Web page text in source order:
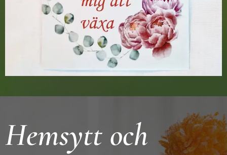
Hemsytt och